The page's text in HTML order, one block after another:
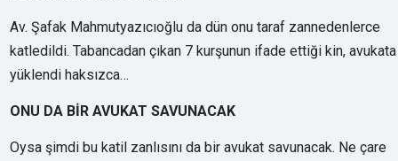
Av. Şafak Mahmutyazıcıoğlu da dün onu taraf zannedenlerce
katledildi. Tabancadan çıkan 7 kurşunun ifade ettiği kin, avukata
yüklendi haksızca…
ONU DA BİR AVUKAT SAVUNACAK
Oysa şimdi bu katil zanlısını da bir avukat savunacak. Ne çare